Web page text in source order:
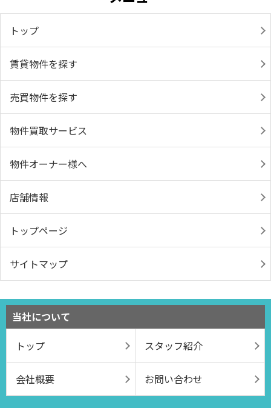
トップ
賃貸物件を探す
売買物件を探す
物件買取サービス
物件オーナー様へ
店舗情報
トップページ
サイトマップ
当社について
トップ
スタッフ紹介
会社概要 お問い合わせ